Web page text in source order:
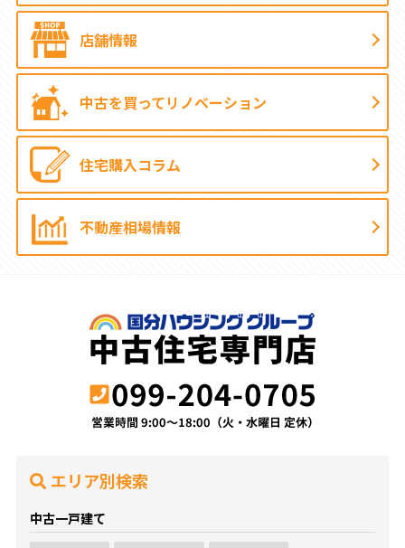
店舗情報
中古を買ってリノベーション
住宅購入コラム
不動産相場情報
エリア別検索
中古一戸建て